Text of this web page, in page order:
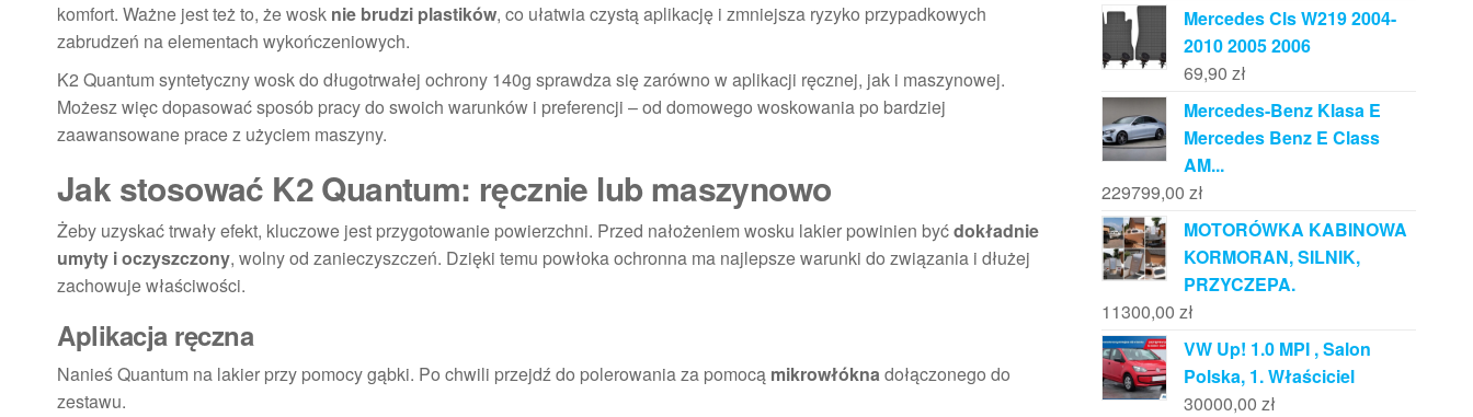
komfort. Ważne jest też to, że wosk nie brudzi plastików, co ułatwia czystą aplikację i zmniejsza ryzyko przypadkowych
zabrudzeń na elementach wykończeniowych.
K2 Quantum syntetyczny wosk do długotrwałej ochrony 140g sprawdza się zarówno w aplikacji ręcznej, jak i maszynowej.
Możesz więc dopasować sposób pracy do swoich warunków i preferencji – od domowego woskowania po bardziej
zaawansowane prace z użyciem maszyny.
Jak stosować K2 Quantum: ręcznie lub maszynowo
Żeby uzyskać trwały efekt, kluczowe jest przygotowanie powierzchni. Przed nałożeniem wosku lakier powinien byćdokładnie
umyty i oczyszczony, wolny od zanieczyszczeń. Dzięki temu powłoka ochronna ma najlepsze warunki do związania i dłużej
zachowuje właściwości.
Aplikacja ręczna
Nanieś Quantum na lakier przy pomocy gąbki. Po chwili przejdź do polerowania za pomocą mikrowłóknadołączonego do
zestawu.
Mercedes Cls W219 2004-
2010 2005 2006
69,90 zł
Mercedes-Benz Klasa E
Mercedes Benz E Class
AM...
229799,00 zł
MOTORÓWKA KABINOWA
KORMORAN, SILNIK,
PRZYCZEPA.
11300,00 zł
VW Up! 1.0 MPI , Salon
Polska, 1. Właściciel
30000,00 zł